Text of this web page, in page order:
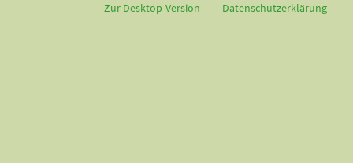
Zur Desktop-Version Datenschutzerklärung